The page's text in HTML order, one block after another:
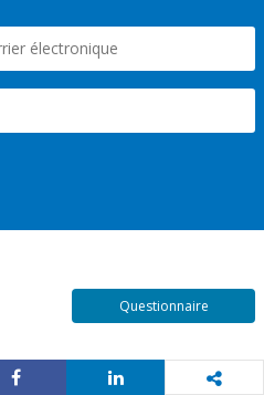
Questionnaire